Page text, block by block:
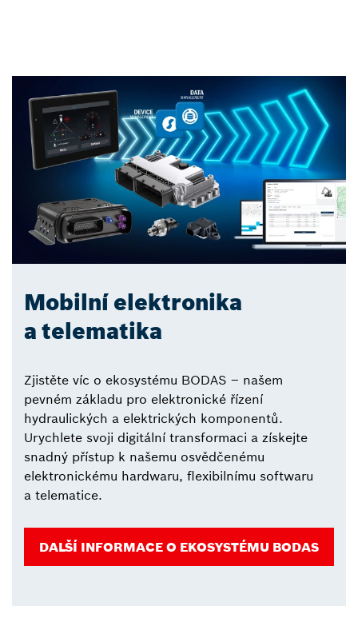
Mobilní elektronika
a telematika
Zjistěte víc o ekosystému BODAS – našem
pevném základu pro elektronické řízení
hydraulických a elektrických komponentů.
Urychlete svoji digitální transformaci a získejte
snadný přístup k našemu osvědčenému
elektronickému hardwaru, flexibilnímu softwaru
a telematice.
DALŠÍ INFORMACE O EKOSYSTÉMU BODAS